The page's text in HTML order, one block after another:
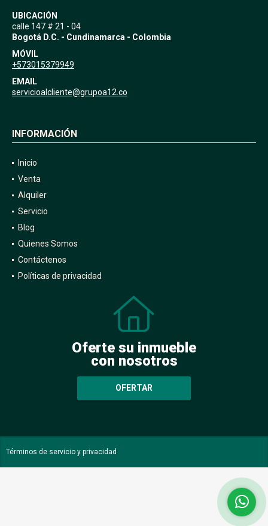
UBICACIÓN
calle 147 # 21 - 04
Bogotá D.C. - Cundinamarca - Colombia
MÓVIL
+573015379949
EMAIL
servicioalcliente@grupoa12.co
INFORMACIÓN
Inicio
Venta
Alquiler
Servicio
Blog
Quienes Somos
Contáctenos
Políticas de privacidad
Oferte su inmueble
con nosotros
OFERTAR
Términos de servicio y privacidad